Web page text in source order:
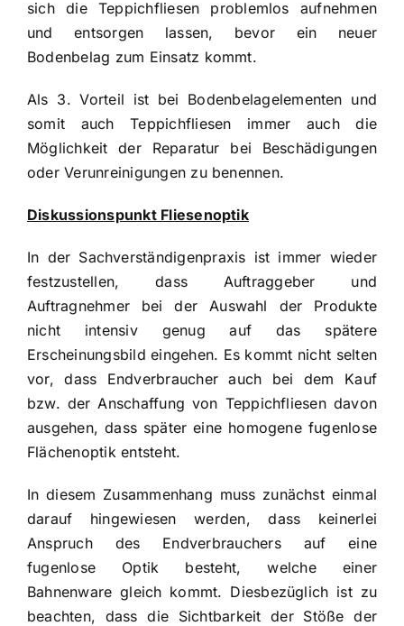
sich die Teppichfliesen problemlos aufnehmen
und entsorgen lassen, bevor ein neuer
Bodenbelag zum Einsatz kommt.
Als 3. Vorteil ist bei Bodenbelagelementen und
somit auch Teppichfliesen immer auch die
Möglichkeit der Reparatur bei Beschädigungen
oder Verunreinigungen zu benennen.
Diskussionspunkt Fliesenoptik
In der Sachverständigenpraxis ist immer wieder
festzustellen, dass Auftraggeber und
Auftragnehmer bei der Auswahl der Produkte
nicht intensiv genug auf das spätere
Erscheinungsbild eingehen. Es kommt nicht selten
vor, dass Endverbraucher auch bei dem Kauf
bzw. der Anschaffung von Teppichfliesen davon
ausgehen, dass später eine homogene fugenlose
Flächenoptik entsteht.
In diesem Zusammenhang muss zunächst einmal
darauf hingewiesen werden, dass keinerlei
Anspruch des Endverbrauchers auf eine
fugenlose Optik besteht, welche einer
Bahnenware gleich kommt. Diesbezüglich ist zu
beachten, dass die Sichtbarkeit der Stöße der